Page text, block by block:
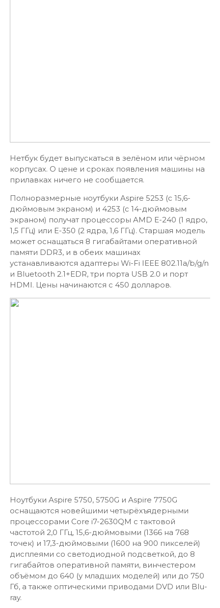
Нетбук будет выпускаться в зелёном или чёрном
корпусах. О цене и сроках появления машины на
прилавках ничего не сообщается.
Полноразмерные ноутбуки Aspire 5253 (с 15,6-
дюймовым экраном) и 4253 (с 14-дюймовым
экраном) получат процессоры AMD E-240 (1 ядро,
1,5 ГГц) или E-350 (2 ядра, 1,6 ГГц). Старшая модель
может оснащаться 8 гигабайтами оперативной
памяти DDR3, и в обеих машинах
устанавливаются адаптеры Wi-Fi IEEE 802.11a/b/g/n
и Bluetooth 2.1+EDR, три порта USB 2.0 и порт
HDMI. Цены начинаются с 450 долларов.
Ноутбуки Aspire 5750, 5750G и Aspire 7750G
оснащаются новейшими четырёхъядерными
процессорами Core i7-2630QM с тактовой
частотой 2,0 ГГц, 15,6-дюймовыми (1366 на 768
точек) и 17,3-дюймовыми (1600 на 900 пикселей)
дисплеями со светодиодной подсветкой, до 8
гигабайтов оперативной памяти, винчестером
объёмом до 640 (у младших моделей) или до 750
Гб, а также оптическими приводами DVD или Blu-
ray.